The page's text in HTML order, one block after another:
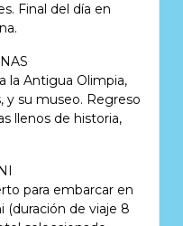
Final del día en
la Antigua Olimpia,
y su museo. Regreso
llenos de historia,
para embarcar en
(duración de viaje 8